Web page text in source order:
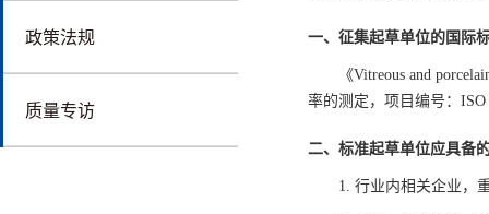
政策法规
质量专访
一、征集起草单位的国际
《Vitreous and
率的测定，项目编号：ISO
二、标准起草单位应具备
1. 行业内相关企业，